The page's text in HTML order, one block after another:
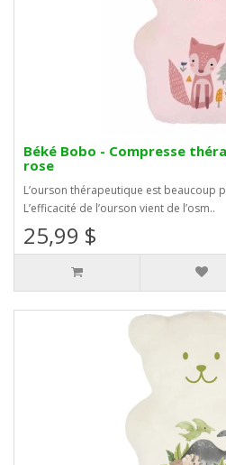
Béké Bobo - Compresse
rose
L’ourson thérapeutique est beaucoup
L’efficacité de l’ourson vient de l’osm..
25,99 $